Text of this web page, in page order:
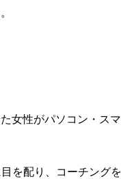
を配り、コーチング